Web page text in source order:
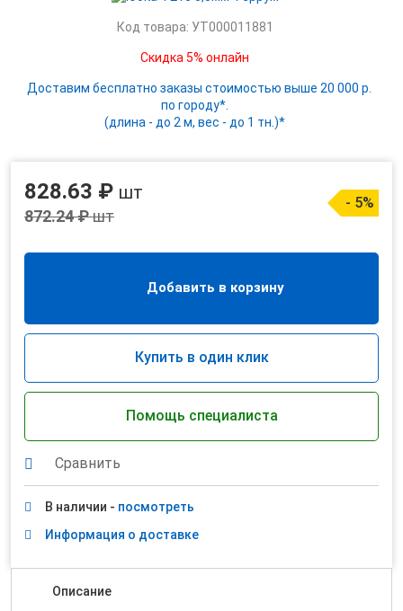
Код товара: УТ000011881
Скидка 5% онлайн
Доставим бесплатно заказы стоимостью выше 20 000 р.
по городу*.
(длина - до 2 м, вес - до 1 тн.)*
828.63 ₽ шт
872.24 ₽шт
- 5%
Добавить в корзину
Купить в один клик
Помощь специалиста
Сравнить
В наличии - посмотреть
Информация о доставке
Описание